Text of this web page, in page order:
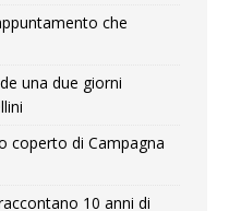
che
una due giorni
coperto di Campagna
10 anni di